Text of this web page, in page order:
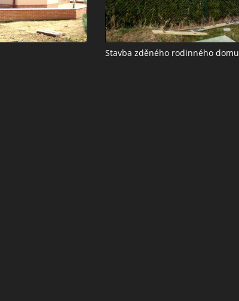
Stavba zděného rodinného domu